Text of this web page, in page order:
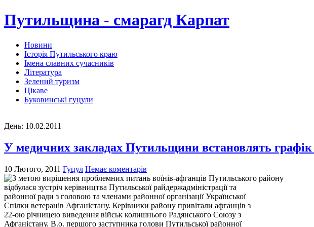
Путильщина - смарагд Карпат
Новини
Історія Путильського краю
Імена славних сучасників
Література
Зелений туризм
Цікаве
Буковинські гуцули
День: 10.02.2011
У медичних закладах Путильщини встановлять графік
10 Лютого, 2011 Гуцул Немає коментарів
З метою вирішення проблемних питань воїнів-афганців Путильського району
відбулася зустріч керівництва Путильської райдержадміністрації та
районної ради з головою та членами районної організації Української
Спілки ветеранів Афганістану. Керівники району привітали афганців з
22-ою річницею виведення військ колишнього Радянського Союзу з
Афганістану. В.о. першого заступника голови Путильської районної